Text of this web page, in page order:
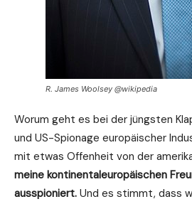
R. James Woolsey@wikipedia
Worum geht es bei der jüngsten
und US-Spionage europäischer
mit etwas Offenheit von der
meine kontinentaleuropäischen
ausspioniert. Und es stimmt, dass